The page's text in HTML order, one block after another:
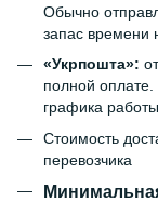
Обычно
запас времени
«Укрпошта»:
полной оплате.
графика
Стоимость
перевозчика